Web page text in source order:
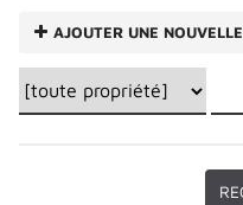
AJOUTER UNE